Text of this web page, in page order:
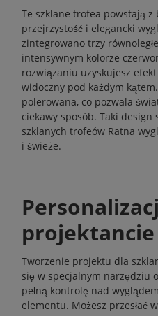
Te szklane trofea powstają z
przejrzystość i elegancki
zintegrowano trzy
intensywnym kolorze
rozwiązaniu uzyskujesz
widoczny pod każdym
polerowana, co pozwala
ciekawy sposób. Taki design
szklanych trofeów Ratna
i świeże.
Tworzenie projektu dla
się w specjalnym narzędziu
pełną kontrolę nad
elementu. Możesz przesłać